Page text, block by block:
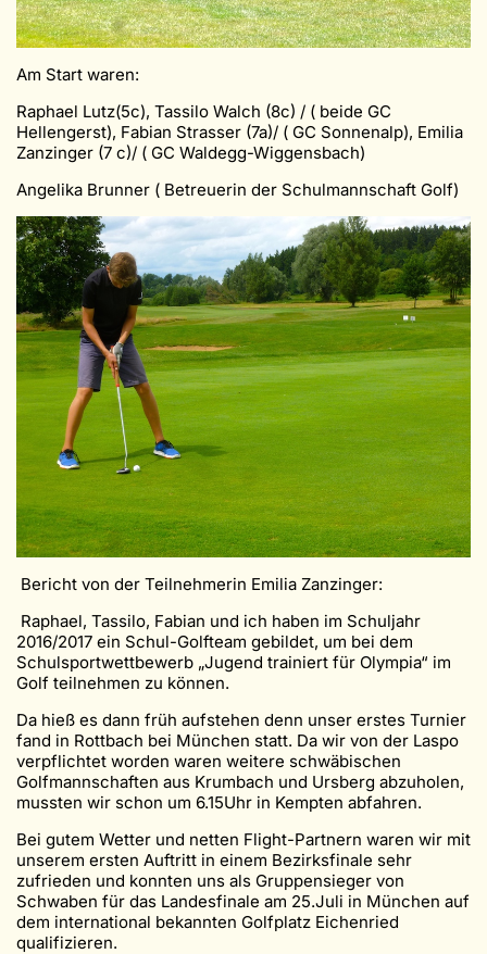
Am Start waren:
Raphael Lutz(5c), Tassilo Walch (8c) / ( beide GC
Hellengerst), Fabian Strasser (7a)/ ( GC Sonnenalp), Emilia
Zanzinger (7 c)/ ( GC Waldegg-Wiggensbach)
Angelika Brunner ( Betreuerin der Schulmannschaft Golf)
Bericht von der Teilnehmerin Emilia Zanzinger:
Raphael, Tassilo, Fabian und ich haben im Schuljahr
2016/2017 ein Schul-Golfteam gebildet, um bei dem
Schulsportwettbewerb „Jugend trainiert für Olympia“ im
Golf teilnehmen zu können.
Da hieß es dann früh aufstehen denn unser erstes Turnier
fand in Rottbach bei München statt. Da wir von der Laspo
verpflichtet worden waren weitere schwäbischen
Golfmannschaften aus Krumbach und Ursberg abzuholen,
mussten wir schon um 6.15Uhr in Kempten abfahren.
Bei gutem Wetter und netten Flight-Partnern waren wir mit
unserem ersten Auftritt in einem Bezirksfinale sehr
zufrieden und konnten uns als Gruppensieger von
Schwaben für das Landesfinale am 25.Juli in München auf
dem international bekannten Golfplatz Eichenried
qualifizieren.